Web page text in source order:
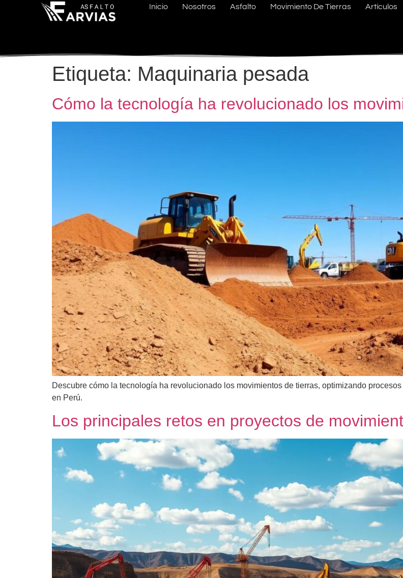
Inicio Nosotros Asfalto Movimiento De Tierras Artículos
Etiqueta: Maquinaria pesada
Cómo la tecnología ha revolucionado los
Descubre cómo la tecnología ha revolucionado los movimientos de tierras, optimizando
en Perú.
Los principales retos en proyectos de